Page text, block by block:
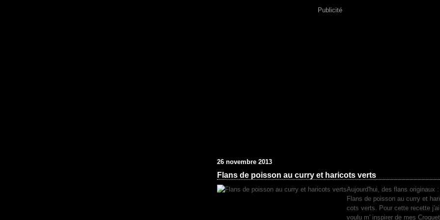
Publicité
26 novembre 2013
Flans de poisson au curry et haricots verts
Aujourd'hui, des flans originaux :
Flans de poisson au curry et hari
cots verts. Pour cette recette j'ai
voulu m' inspirer de mes